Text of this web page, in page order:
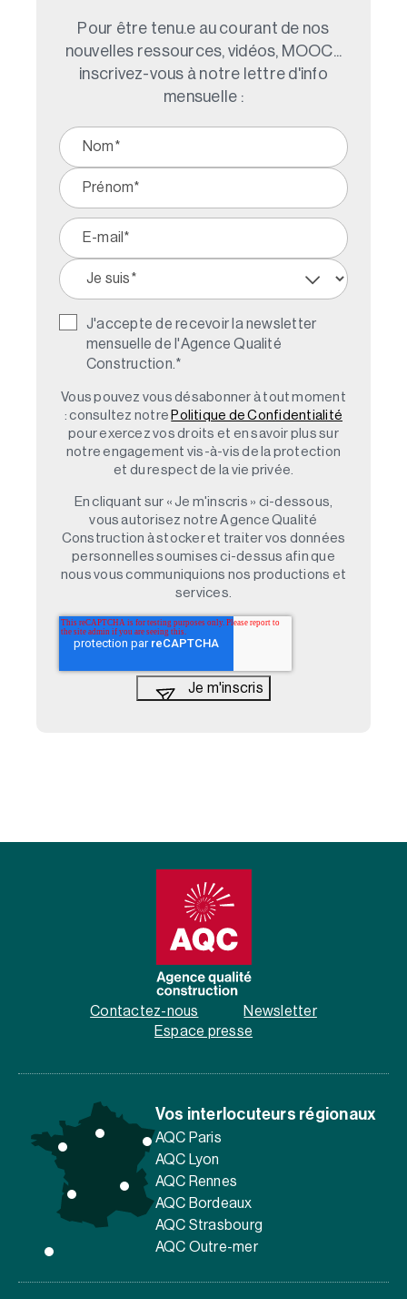
Pour être tenu.e au courant de nos
nouvelles ressources, vidéos, MOOC...
inscrivez-vous à notre lettre d'info
mensuelle :
J'accepte de recevoir la newsletter
mensuelle de l'Agence Qualité
Construction. *
Vous pouvez vous désabonner à tout moment
: consultez notre Politique de Confidentialité
pour exercez vos droits et en savoir plus sur
notre engagement vis-à-vis de la protection
et du respect de la vie privée.
En cliquant sur « Je m'inscris » ci-dessous,
vous autorisez notre Agence Qualité
Construction à stocker et traiter vos données
personnelles soumises ci-dessus afin que
nous vous communiquions nos productions et
services.
Contactez-nous
Newsletter
Espace presse
Vos interlocuteurs régionaux
AQC Paris
AQC Lyon
AQC Rennes
AQC Bordeaux
AQC Strasbourg
AQC Outre-mer